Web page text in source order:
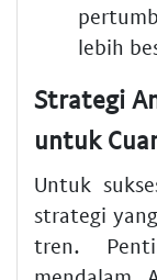
lebih
Strategi
untuk
Untuk
strategi
tren.